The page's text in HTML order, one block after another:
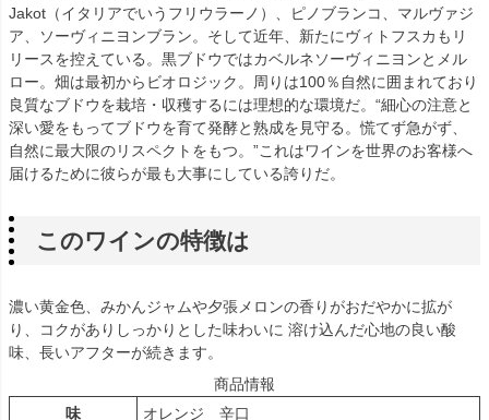
Jakot（イタリアでいうフリウラーノ）、ピノブランコ、マルヴァジ
ア、ソーヴィニヨンブラン。そして近年、新たにヴィトフスカもリ
リースを控えている。黒ブドウではカベルネソーヴィニヨンとメル
ロー。畑は最初からビオロジック。周りは100％自然に囲まれており
良質なブドウを栽培・収穫するには理想的な環境だ。“細心の注意と
深い愛をもってブドウを育て発酵と熟成を見守る。慌てず急がず、
自然に最大限のリスペクトをもつ。”これはワインを世界のお客様へ
届けるために彼らが最も大事にしている誇りだ。
このワインの特徴は
濃い黄金色、みかんジャムや夕張メロンの香りがおだやかに拡が
り、コクがありしっかりとした味わいに 溶け込んだ心地の良い酸
味、長いアフターが続きます。
商品情報
味
オレンジ 辛口